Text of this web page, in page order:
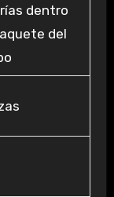
dentro
del